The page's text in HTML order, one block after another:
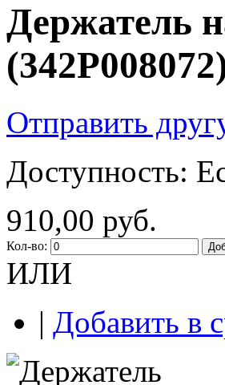
Держатель
Отправить
Доступность:
910,00 руб.
Кол-во:
ИЛИ
| Добавить в